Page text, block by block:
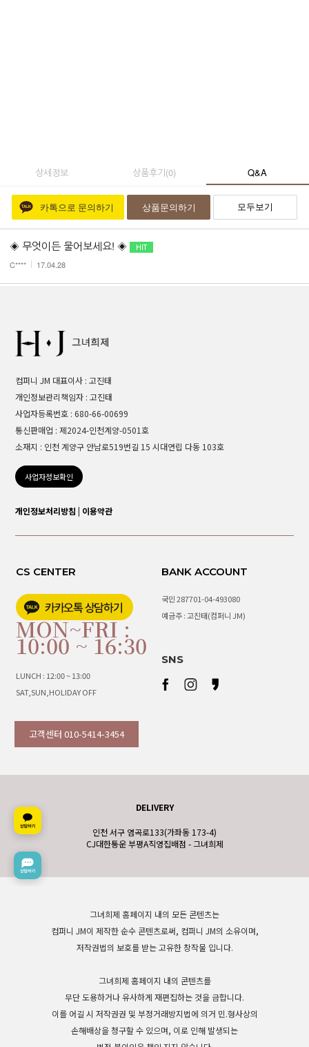
상세정보 상품후기(0) Q&A
카톡으로 문의하기 상품문의하기 모두보기
◈ 무엇이든 물어보세요! ◈
C**** 17.04.28
컴퍼니 JM 대표이사 : 고진태
개인정보관리책임자 : 고진태
사업자등록번호 : 680-66-00699
통신판매업 : 제2024-인천계양-0501호
소재지 : 인천 계양구 안남로519번길 15 시대연립 다동 103호
사업자정보확인
개인정보처리방침 | 이용약관
CS CENTER
MON~FRI :
10:00 ~ 16:30
LUNCH : 12:00 ~ 13:00
SAT,SUN,HOLIDAY OFF
고객센터 010-5414-3454
BANK ACCOUNT
국민 287701-04-493080
예금주 : 고진태(컴퍼니 JM)
SNS
DELIVERY
인천 서구 염곡로133(가좌동 173-4)
CJ대한통운 부평A직영집배점 - 그녀희제
그녀희제 홈페이지 내의 모든 콘텐츠는
컴퍼니 JM이 제작한 순수 콘텐츠로써, 컴퍼니 JM의 소유이며,
저작권법의 보호를 받는 고유한 창작물 입니다.
그녀희제 홈페이지 내의 콘텐츠를
무단 도용하거나 유사하게 재편집하는 것을 금합니다.
이를 어길 시 저작권권 및 부정거래방지법에 의거 민.형사상의
손해배상을 청구할 수 있으며, 이로 인해 발생되는